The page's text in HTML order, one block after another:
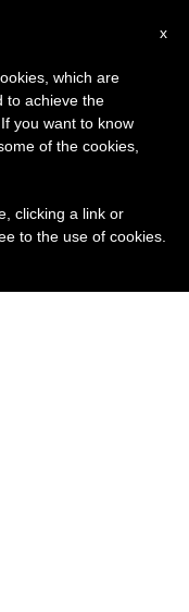
x
which are
to achieve the
you want to know
of the cookies,
clicking a link or
to the use of cookies.